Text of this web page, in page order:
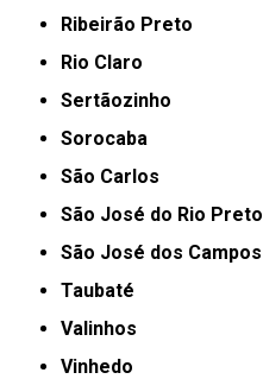
Ribeirão Preto
Rio Claro
Sertãozinho
Sorocaba
São Carlos
São José do Rio Preto
São José dos Campos
Taubaté
Valinhos
Vinhedo